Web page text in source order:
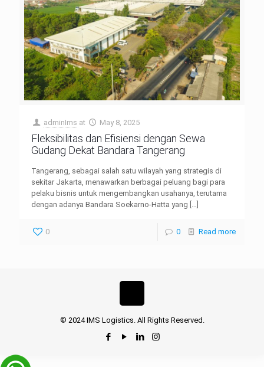
adminIms at May 8, 2025
Fleksibilitas dan Efisiensi dengan Sewa
Gudang Dekat Bandara Tangerang
Tangerang, sebagai salah satu wilayah yang strategis di
sekitar Jakarta, menawarkan berbagai peluang bagi para
pelaku bisnis untuk mengembangkan usahanya, terutama
dengan adanya Bandara Soekarno-Hatta yang […]
0 0 Read more
© 2024 IMS Logistics. All Rights Reserved.